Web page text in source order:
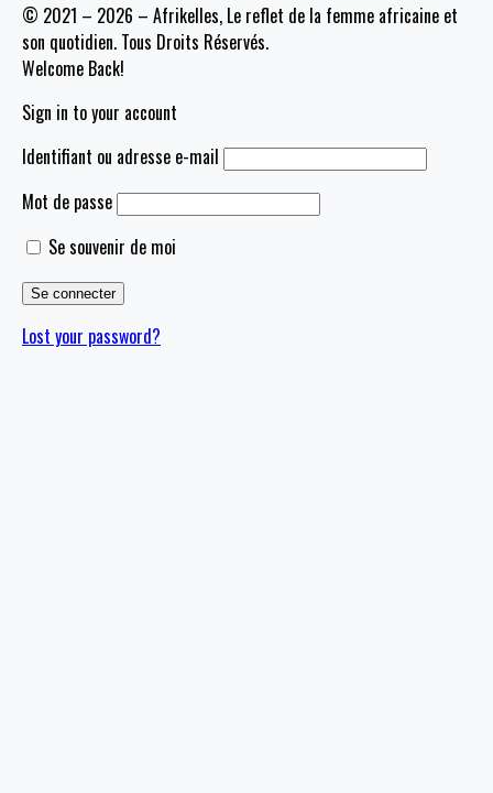
© 2021 – 2026 – Afrikelles, Le reflet de la femme africaine et
son quotidien. Tous Droits Réservés.
Welcome Back!
Sign in to your account
Identifiant ou adresse e-mail
Mot de passe
Se souvenir de moi
Lost your password?